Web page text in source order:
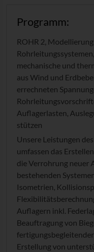
Programm:
ROHR 2,
mechanische und
aus Wind und
errechneten
Auflagerlasten,
stützen
Unsere Leistungen
umfassen das
die Verrohrung neuer
bestehenden
Isometrien,
Auflagern inkl.
Beauftragung von
Erstellung von